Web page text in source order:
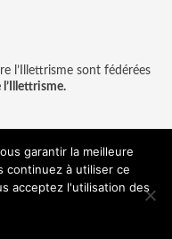
l’Illettrisme sont fédérées
l’Illettrisme.
légales
2018
garantir la meilleure
continuez à utiliser ce
acceptez l'utilisation des